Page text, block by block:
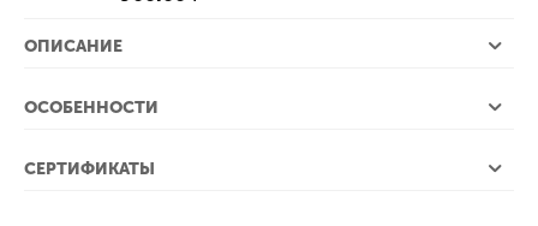
ОПИСАНИЕ
ОСОБЕННОСТИ
СЕРТИФИКАТЫ